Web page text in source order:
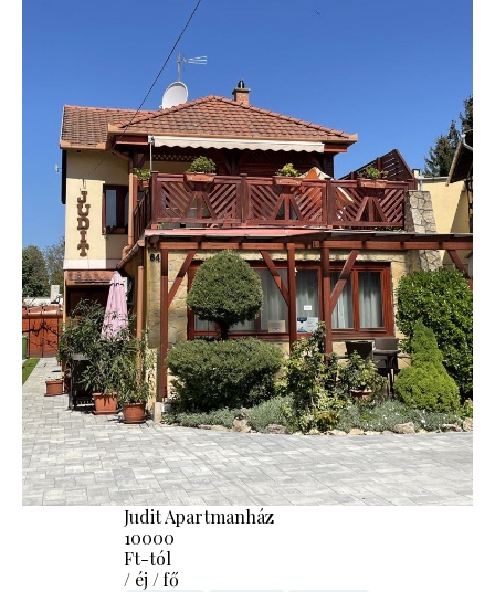
Judit Apartmanház
10000
Ft-tól
/ éj / fő